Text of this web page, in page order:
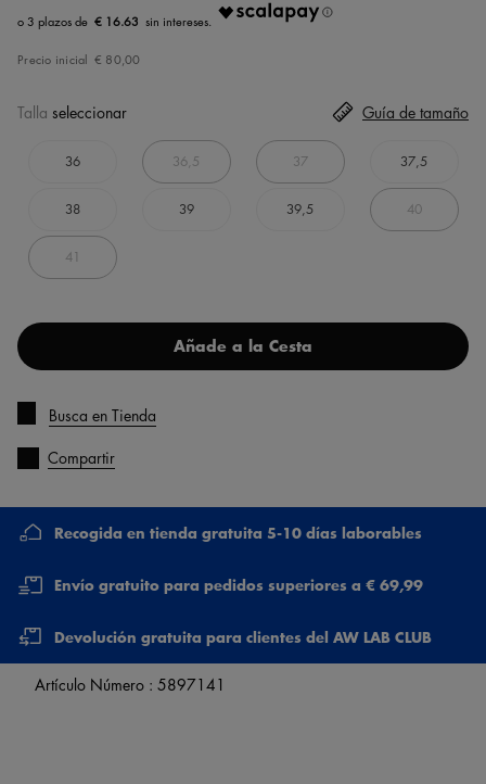
€ 16.63
Precio inicial € 80,00
Talla seleccionar
36 36,5 37 37,5
38 39 39,5 40
41
Guía de tamaño
Añade a la Cesta
Busca en Tienda
Compartir
Recogida en tienda gratuita 5-10 días laborables
Envío gratuito para pedidos superiores a € 69,99
Devolución gratuita para clientes del AW LAB CLUB
Artículo Número : 5897141